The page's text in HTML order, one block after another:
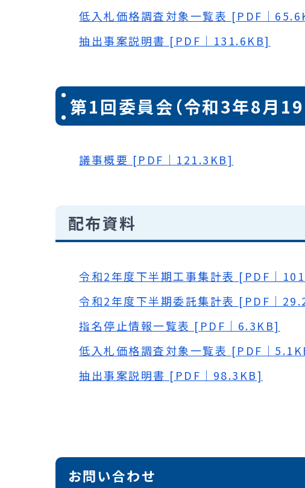
低入札価格調査対象一覧表 [PDF｜
抽出事案説明書 [PDF｜131.6KB]
第1回委員会（令和3年8月19
議事概要 [PDF｜121.3KB]
配布資料
令和2年度下半期工事集計表 [PDF｜
令和2年度下半期委託集計表 [PDF｜
指名停止情報一覧表 [PDF｜6.3KB]
低入札価格調査対象一覧表 [PDF｜
抽出事案説明書 [PDF｜98.3KB]
お問い合わせ